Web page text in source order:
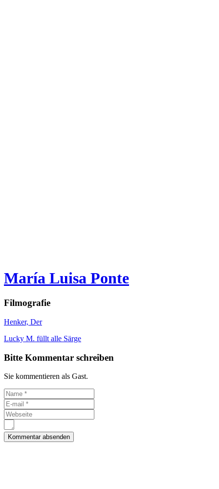
María Luisa Ponte
Filmografie
Henker, Der
Lucky M. füllt alle Särge
Bitte Kommentar schreiben
Sie kommentieren als Gast.